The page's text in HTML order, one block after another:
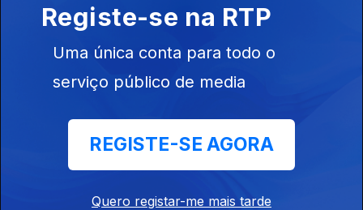
07 dez. 2016
06 dez. 2016
Registe-se na RTP
Uma única conta para todo o
serviço público de media
REGISTE-SE AGORA
Quero registar-me mais tarde